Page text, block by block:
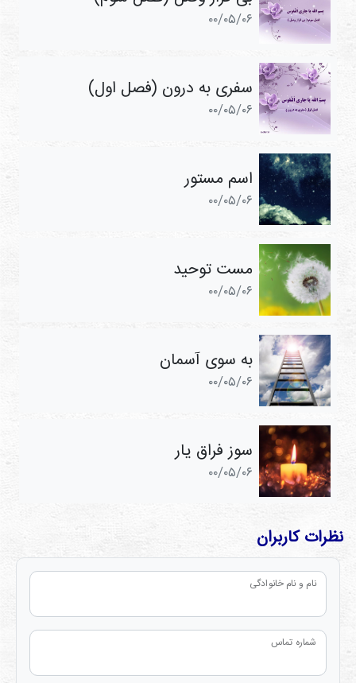
۰۰/۰۵/۰۶
سفری به درون (فصل اول)
۰۰/۰۵/۰۶
اسم مستور
۰۰/۰۵/۰۶
مست توحید
۰۰/۰۵/۰۶
به سوی آسمان
۰۰/۰۵/۰۶
سوز فراق یار
۰۰/۰۵/۰۶
نظرات کاربران
نام و نام خانوادگی
شماره تماس